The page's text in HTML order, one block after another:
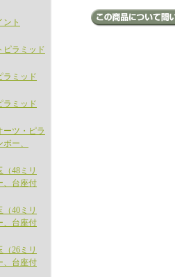
ント
ピラミッド
ラミッド
ラミッド
ーツ・ピラ
ー、
48ミリ
、台座付
40ミリ
、台座付
26ミリ
、台座付